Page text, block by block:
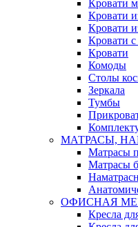
Кровати
Кровати
Кровати
Кровати
Кровати
Комоды
Столы
Зеркала
Тумбы
МАТРАСЫ,
Матрасы
Матрасы
ОФИСНАЯ
Кресла